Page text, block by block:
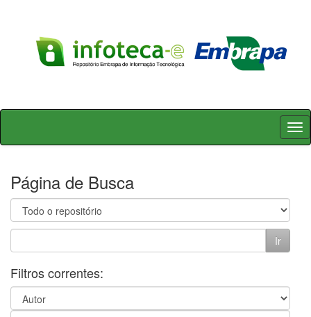
Skip
Página de Busca
Filtros correntes: